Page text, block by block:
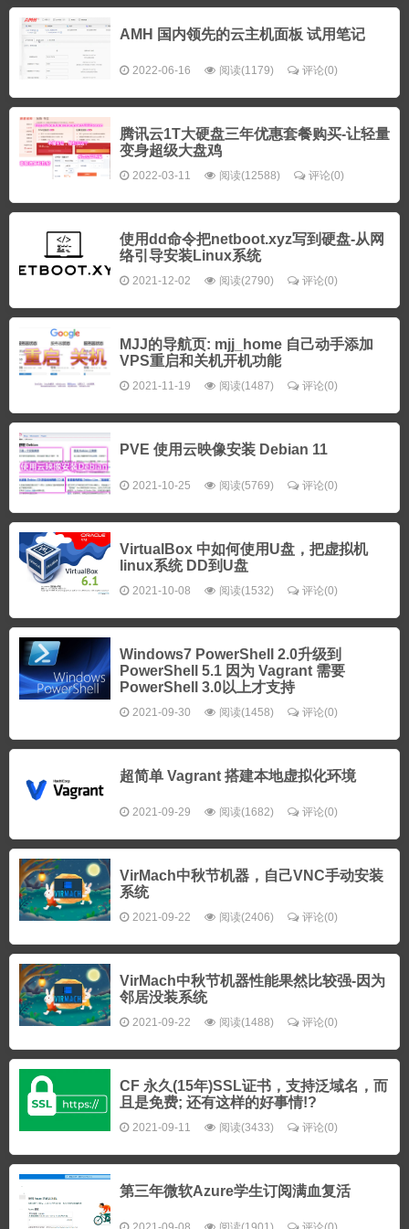
AMH 国内领先的云主机面板 试用笔记
2022-06-16 阅读(1179) 评论(0)
腾讯云1T大硬盘三年优惠套餐购买-让轻量
变身超级大盘鸡
2022-03-11 阅读(12588) 评论(0)
使用dd命令把netboot.xyz写到硬盘-从网
络引导安装Linux系统
2021-12-02 阅读(2790) 评论(0)
MJJ的导航页: mjj_home 自己动手添加
VPS重启和关机开机功能
2021-11-19 阅读(1487) 评论(0)
PVE 使用云映像安装 Debian 11
2021-10-25 阅读(5769) 评论(0)
VirtualBox 中如何使用U盘，把虚拟机
linux系统 DD到U盘
2021-10-08 阅读(1532) 评论(0)
Windows7 PowerShell 2.0升级到
PowerShell 5.1 因为 Vagrant 需要
PowerShell 3.0以上才支持
2021-09-30 阅读(1458) 评论(0)
超简单 Vagrant 搭建本地虚拟化环境
2021-09-29 阅读(1682) 评论(0)
VirMach中秋节机器，自己VNC手动安装
系统
2021-09-22 阅读(2406) 评论(0)
VirMach中秋节机器性能果然比较强-因为
邻居没装系统
2021-09-22 阅读(1488) 评论(0)
CF 永久(15年)SSL证书，支持泛域名，而
且是免费; 还有这样的好事情!?
2021-09-11 阅读(3433) 评论(0)
第三年微软Azure学生订阅满血复活